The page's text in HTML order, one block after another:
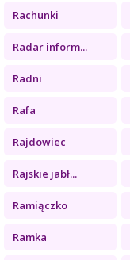
Rachunki
Radar inform...
Radni
Rafa
Rajdowiec
Rajskie jabł...
Ramiączko
Ramka